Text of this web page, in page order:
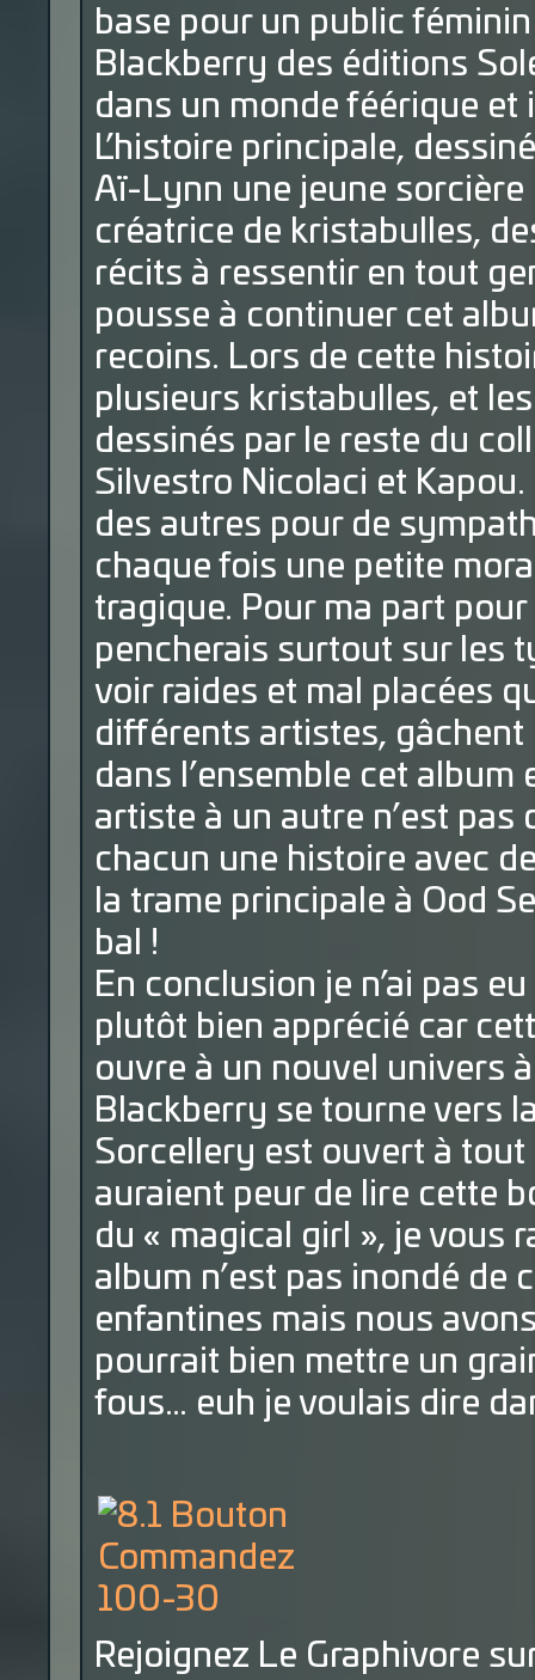
base pour un public
Blackberry des éditions
dans un monde féérique et
L’histoire principale,
Aï-Lynn une jeune
créatrice de kristabulles,
récits à ressentir en tout
pousse à continuer cet
recoins. Lors de cette
plusieurs kristabulles, et
dessinés par le reste du
Silvestro Nicolaci et
des autres pour de
chaque fois une petite
tragique. Pour ma part
pencherais surtout sur les
voir raides et mal placées
différents artistes, gâchent
dans l’ensemble cet album
artiste à un autre n’est pas
chacun une histoire avec
la trame principale à Ood
bal !
En conclusion je n’ai pas
plutôt bien apprécié car
ouvre à un nouvel univers
Blackberry se tourne vers
Sorcellery est ouvert à tout
auraient peur de lire cette
du « magical girl », je vous
album n’est pas inondé de
enfantines mais nous
pourrait bien mettre un
fous… euh je voulais dire
Rejoignez Le Graphivore